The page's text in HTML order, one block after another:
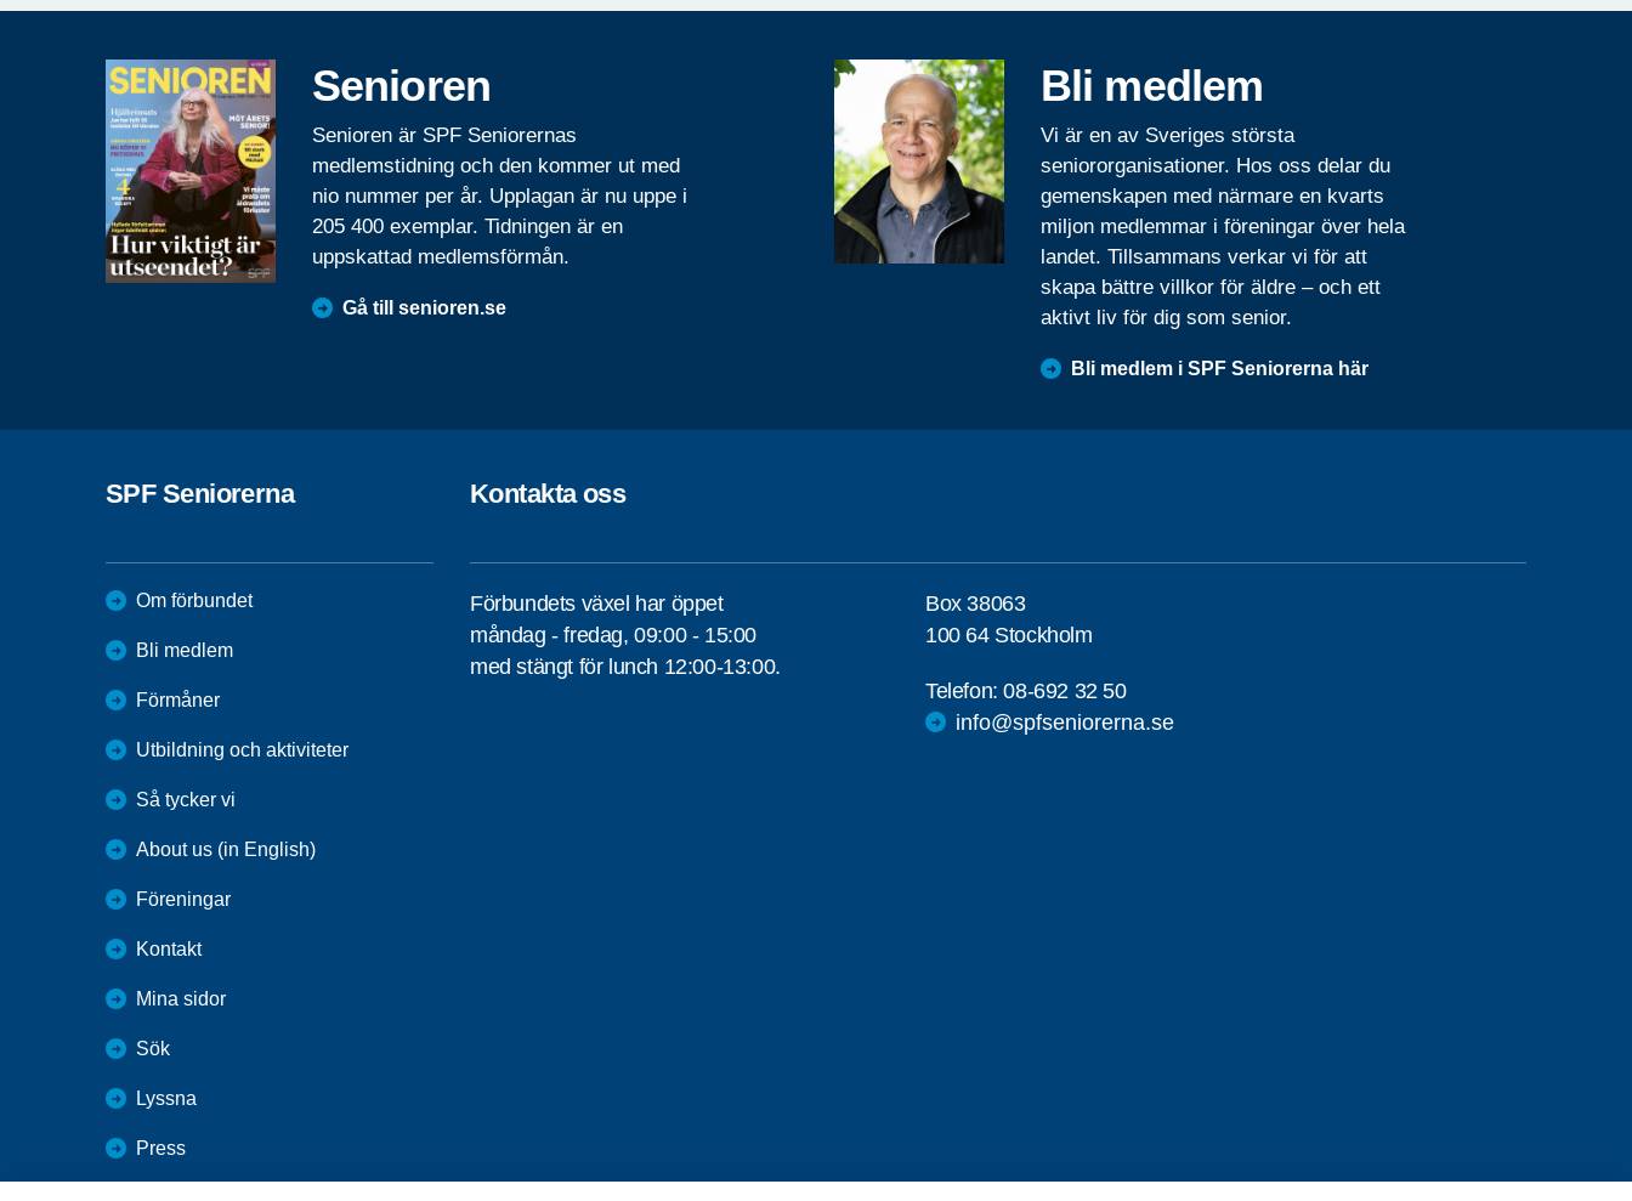
Senioren
Senioren är SPF Seniorernas
medlemstidning och den kommer ut med
nio nummer per år. Upplagan är nu uppe i
205 400 exemplar. Tidningen är en
uppskattad medlemsförmån.
Gå till senioren.se
Bli medlem
Vi är en av Sveriges största
seniororganisationer. Hos oss delar du
gemenskapen med närmare en kvarts
miljon medlemmar i föreningar över hela
landet. Tillsammans verkar vi för att
skapa bättre villkor för äldre – och ett
aktivt liv för dig som senior.
Bli medlem i SPF Seniorerna här
SPF Seniorerna
Om förbundet
Bli medlem
Förmåner
Utbildning och aktiviteter
Så tycker vi
About us (in English)
Föreningar
Kontakt
Mina sidor
Sök
Lyssna
Press
Kontakta oss
Förbundets växel har öppet
måndag - fredag, 09:00 - 15:00
med stängt för lunch 12:00-13:00.
Box 38063
100 64 Stockholm
Telefon:08-692 32 50
info@spfseniorerna.se